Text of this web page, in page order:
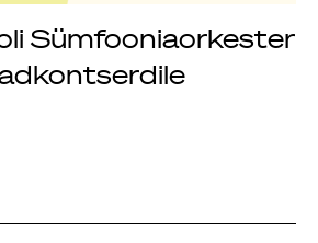
Sümfooniaorkester